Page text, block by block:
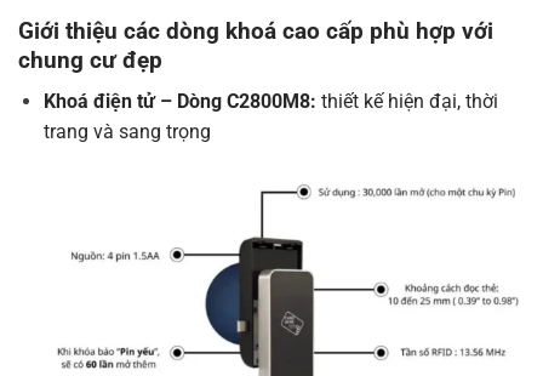
Giới thiệu các dòng khoá cao cấp phù hợp với
chung cư đẹp
Khoá điện tử – Dòng C2800M8: thiết kế hiện đại, thời
trang và sang trọng